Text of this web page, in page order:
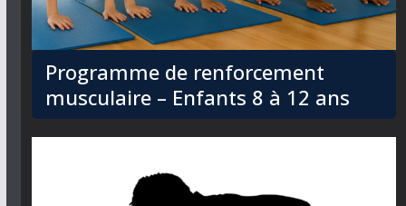
Programme de renforcement
musculaire – Enfants 8 à 12 ans